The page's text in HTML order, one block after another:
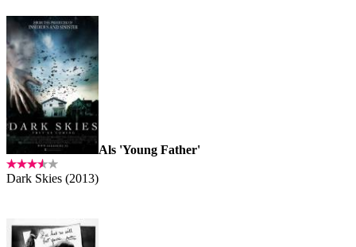
Als 'Young Father'
Dark Skies (2013)